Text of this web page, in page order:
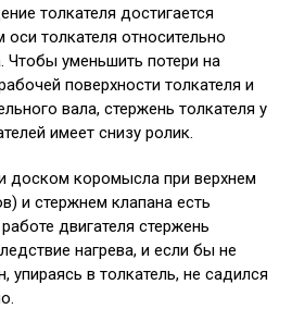
толкателя достигается
толкателя относительно
Чтобы уменьшить потери на
поверхности толкателя и
вала, стержень толкателя у
имеет снизу ролик.
доском коромысла при верхнем
и стержнем клапана есть
двигателя стержень
нагрева, и если бы не
упираясь в толкатель, не садился